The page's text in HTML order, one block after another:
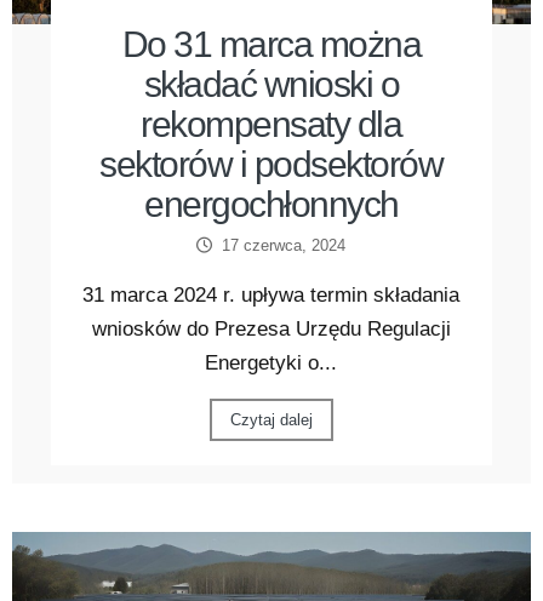
Do 31 marca można
składać wnioski o
rekompensaty dla
sektorów i podsektorów
energochłonnych
17 czerwca, 2024
31 marca 2024 r. upływa termin składania
wniosków do Prezesa Urzędu Regulacji
Energetyki o...
Czytaj dalej